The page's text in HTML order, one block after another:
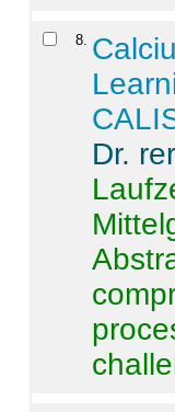
8
Dr.